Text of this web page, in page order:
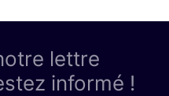
lettre
informé !